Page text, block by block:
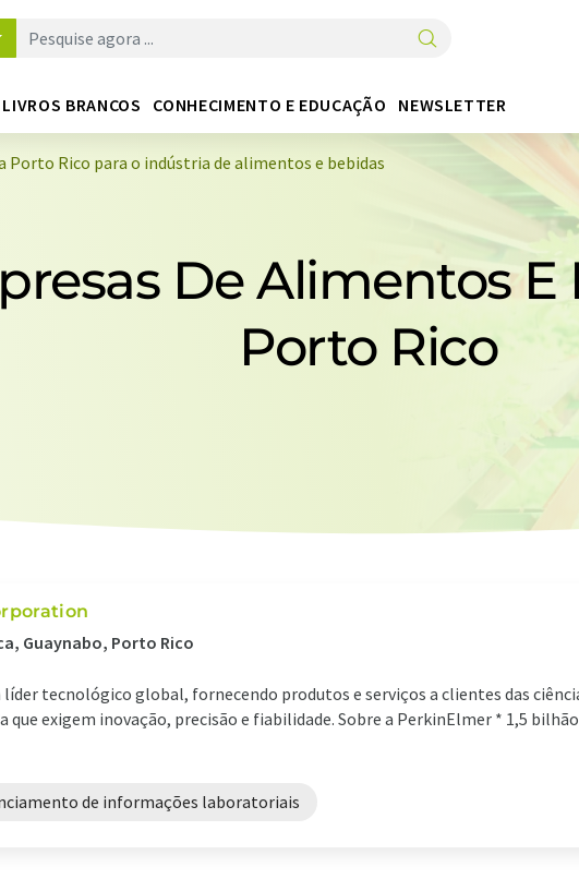
LIVROS BRANCOS CONHECIMENTO E EDUCAÇÃO NEWSLETTER
Porto Rico para o indústria de alimentos e bebidas
De Alimentos
Porto Rico
Guaynabo, Porto Rico
tecnológico global, fornecendo produtos e serviços a clientes das
que exigem inovação, precisão e fiabilidade. Sobre a PerkinElmer * 1,5
de informações laboratoriais